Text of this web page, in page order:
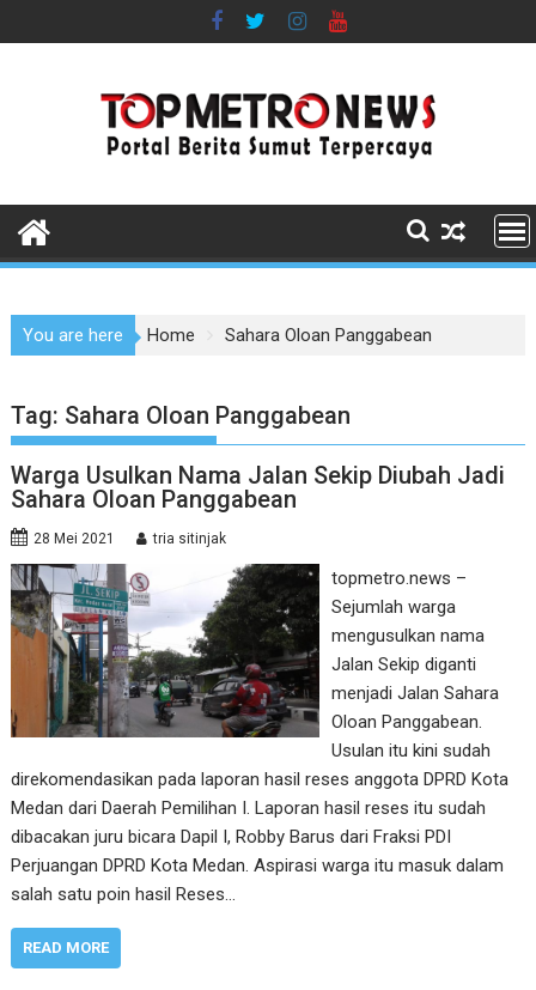
to
You are here Home Sahara Oloan Panggabean
Tag: Sahara Oloan Panggabean
Warga Usulkan Nama Jalan Sekip Diubah Jadi
Sahara Oloan Panggabean
28 Mei 2021 tria sitinjak
topmetro.news –
Sejumlah warga
mengusulkan nama
Jalan Sekip diganti
menjadi Jalan Sahara
Oloan Panggabean.
Usulan itu kini sudah
direkomendasikan pada laporan hasil reses anggota DPRD Kota
Medan dari Daerah Pemilihan I. Laporan hasil reses itu sudah
dibacakan juru bicara Dapil I, Robby Barus dari Fraksi PDI
Perjuangan DPRD Kota Medan. Aspirasi warga itu masuk dalam
salah satu poin hasil Reses…
READ MORE